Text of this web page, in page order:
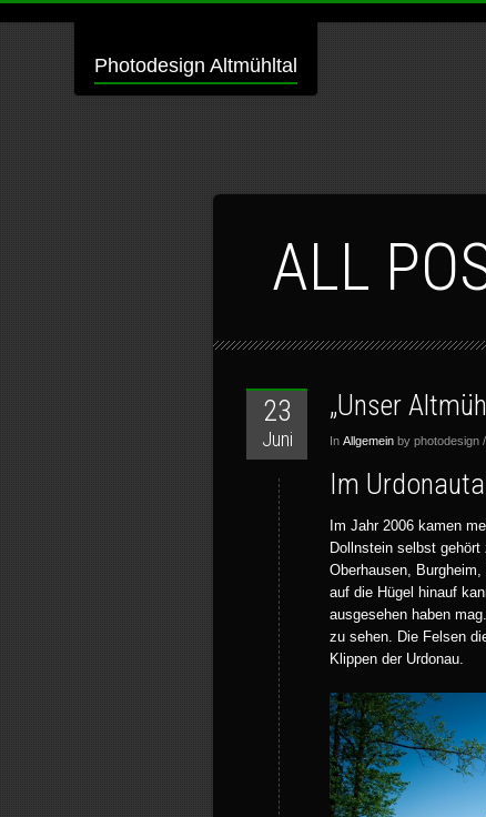
Photodesign Altmühltal
ALL
23
Juni
„Unser
In Allgemein by photodesign /
Im
Im Jahr 2006 kamen
Dollnstein selbst
Oberhausen,
auf die Hügel hinauf
ausgesehen haben
zu sehen. Die Felsen
Klippen der Urdonau.